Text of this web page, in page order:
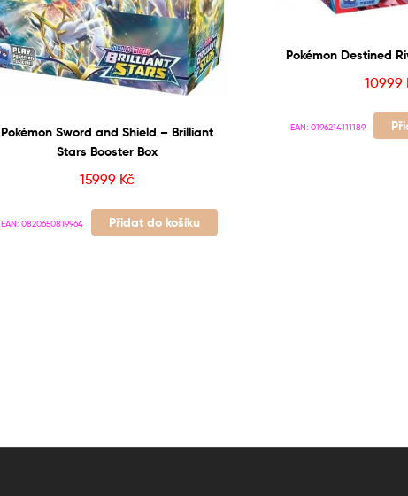
Pokémon Sword and Shield – Brilliant
Stars Booster Box
15999 Kč
EAN:0820650819964 Přidat do košíku
Pokémon Destined
10999
EAN: 0196214111189